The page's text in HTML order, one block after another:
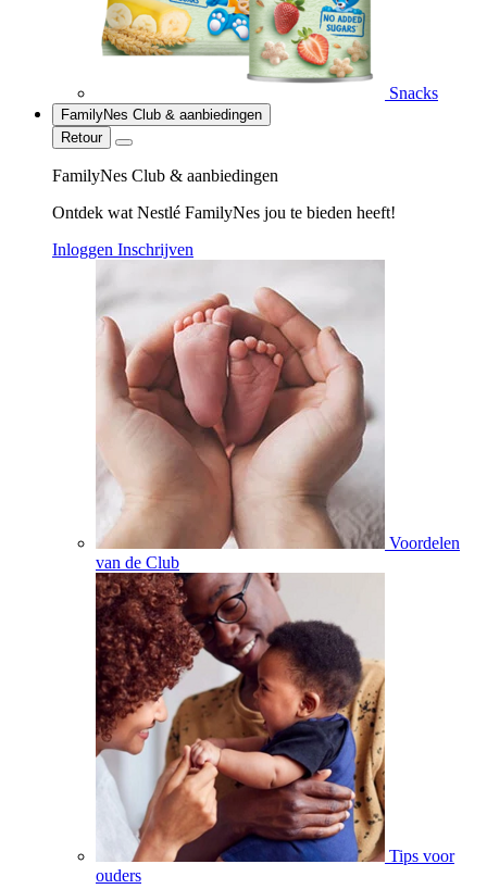
Snacks
FamilyNes Club & aanbiedingen
Retour
FamilyNes Club & aanbiedingen
Ontdek wat Nestlé FamilyNes jou te bieden heeft!
Inloggen Inschrijven
Voordelen
van de Club
Tips voor
ouders